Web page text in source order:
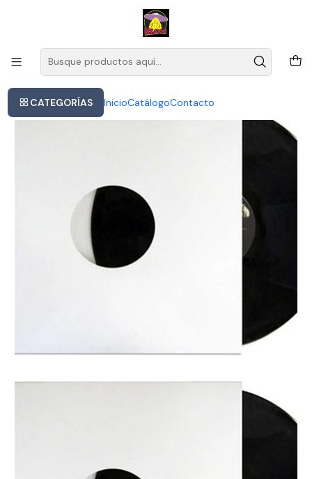
CATEGORÍAS InicioCatálogoContacto
Este es el texto del slide